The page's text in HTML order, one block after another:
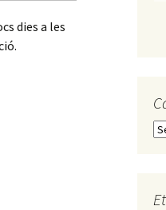
dies a les
C
g